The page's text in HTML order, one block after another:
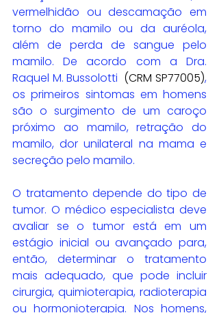
vermelhidão ou descamação em
torno do mamilo ou da auréola,
além de perda de sangue pelo
mamilo. De acordo com a Dra.
Raquel M. Bussolotti (CRM SP77005),
os primeiros sintomas em homens
são o surgimento de um caroço
próximo ao mamilo, retração do
mamilo, dor unilateral na mama e
secreção pelo mamilo.
O tratamento depende do tipo de
tumor. O médico especialista deve
avaliar se o tumor está em um
estágio inicial ou avançado para,
então, determinar o tratamento
mais adequado, que pode incluir
cirurgia, quimioterapia, radioterapia
ou hormonioterapia. Nos homens,